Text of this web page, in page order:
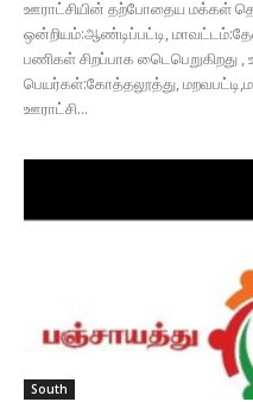
ஊராட்சியின் தற்போதைய மக்கள்
ஒன்றியம்:ஆண்டிப்பட்டி,
பணிகள் சிறப்பாக டைெபெறுகிறது
பெயர்கள்:கோத்தலூத்து,
ஊராட்சி...
South